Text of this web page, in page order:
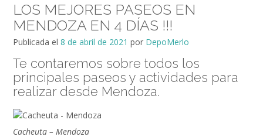
LOS MEJORES PASEOS EN
MENDOZA EN 4 DÍAS !!!
Publicada el 8 de abril de 2021 por DepoMerlo
Te contaremos sobre todos los
principales paseos y actividades para
realizar desde Mendoza.
Cacheuta – Mendoza